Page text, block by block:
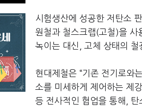
시험생산에 성공한 저탄소
원철과 철스크랩(고철)을 사
녹이는 대신, 고체 상태의
현대제철은 “기존 전기로와
소를 미세하게 제어하는 제
등 전사적인 협업을 통해,